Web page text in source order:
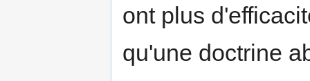
ont plus
qu'une doctrine